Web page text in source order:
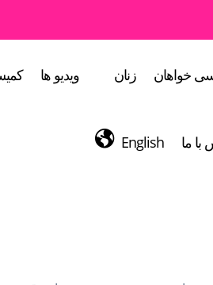
خواهان زنان ویدیو ها
با ما English